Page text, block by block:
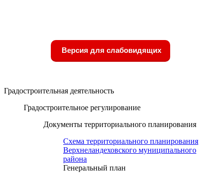
Версия для слабовидящих
Градостроительная деятельность
Градостроительное регулирование
Документы территориального планирования
Схема территориального планирования
Верхнеландеховского муниципального
района
Генеральный план